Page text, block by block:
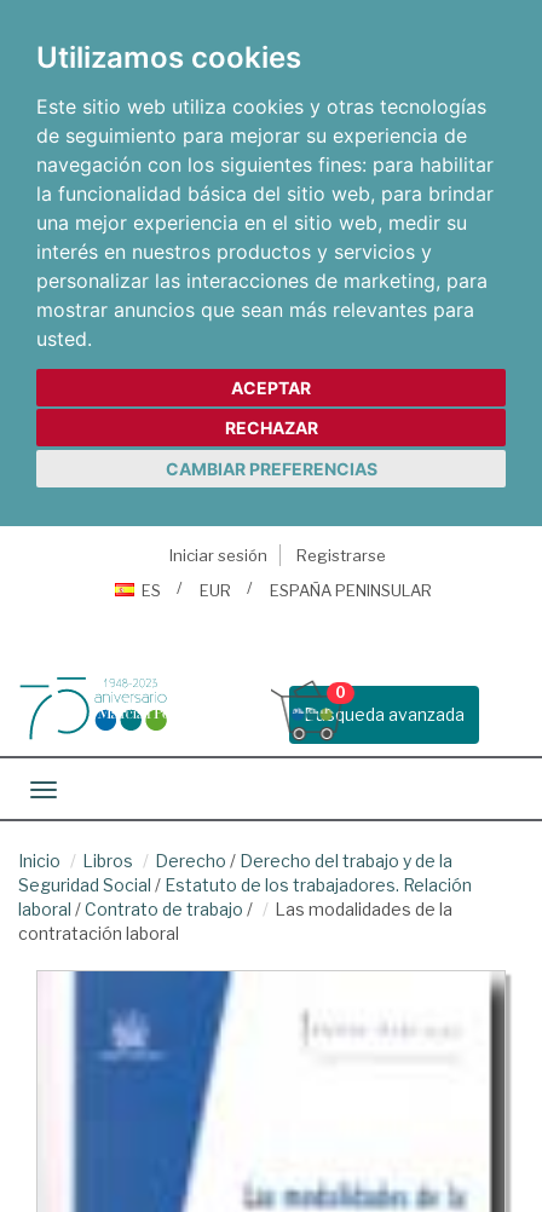
Utilizamos cookies
Este sitio web utiliza cookies y otras tecnologías
de seguimiento para mejorar su experiencia de
navegación con los siguientes fines: para habilitar
la funcionalidad básica del sitio web, para brindar
una mejor experiencia en el sitio web, medir su
interés en nuestros productos y servicios y
personalizar las interacciones de marketing, para
mostrar anuncios que sean más relevantes para
usted.
ACEPTAR
RECHAZAR
CAMBIAR PREFERENCIAS
Iniciar sesión
Registrarse
ES
EUR ESPAÑA PENINSULAR
Busqueda avanzada
0
Toggle navigation
Inicio Libros Derecho / Derecho del trabajo y de la
Seguridad Social / Estatuto de los trabajadores. Relación
laboral /Contrato de trabajo /
Las modalidades de la
contratación laboral